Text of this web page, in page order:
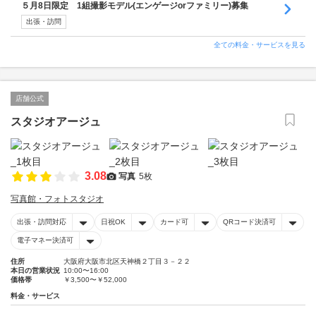
５月8日限定 1組撮影モデル(エンゲージorファミリー)募集
出張・訪問
全ての料金・サービスを見る
店舗公式
スタジオアージュ
3.08 写真 5枚
写真館・フォトスタジオ
出張・訪問対応 日祝OK カード可 QRコード決済可
電子マネー決済可
住所
大阪府大阪市北区天神橋２丁目３－２２
本日の営業状況 10:00〜16:00
価格帯
￥3,500〜￥52,000
料金・サービス